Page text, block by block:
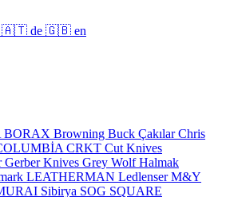
🇦🇹 de 🇬🇧 en
BORAX Browning Buck ÇakılarChris
CRKT Cut Knives
Gerber Knives Grey WolfHalmak
LEATHERMAN LedlenserM&Y
Sibirya SOG SQUARE